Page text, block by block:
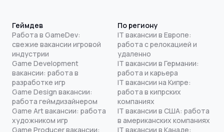
Геймдев
Работа в GameDev:
свежие вакансии игровой
индустрии
Game Development
вакансии: работа в
разработке игр
Game Design вакансии:
работа геймдизайнером
Game Art вакансии: работа
художником игр
Game Producer вакансии:
По региону
IT вакансии в Европе:
работа с релокацией и
удаленно
IT вакансии в Германии:
работа и карьера
IT вакансии на Кипре:
работа в кипрских
компаниях
IT вакансии в США: работа
в американских компаниях
IT вакансии в Канаде: